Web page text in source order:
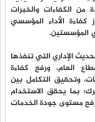
من الكفاءات والخبرات
كفاءة الأداء المؤسسي
المؤسستين.
الإداري التي تنفذها
العام، ورفع كفاءة
وتحقيق التكامل بين
بما يحقق الاستخدام
مستوى جودة الخدمات